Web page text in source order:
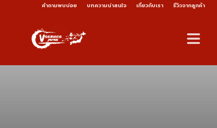
คำถามพบบ่อย บทความน่าสนใจ เกี่ยวกับเรา รีวิวจากลูกค้า